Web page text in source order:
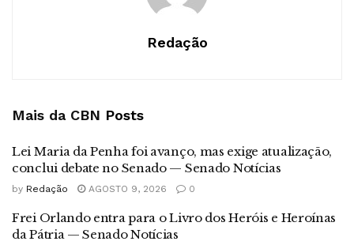
Redação
Mais da CBN Posts
Lei Maria da Penha foi avanço, mas exige atualização,
conclui debate no Senado — Senado Notícias
by Redação AGOSTO 9, 2026 0
Frei Orlando entra para o Livro dos Heróis e Heroínas
da Pátria — Senado Notícias